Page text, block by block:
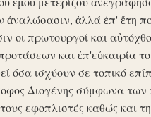
ἀναλώσασιν, ἀλλά ἐπ' ἔτη
οι πρωτουργοί και
και ἐπ'εὐκαιρία
όσα ισχύουν σε τοπικό
Διογένης σύμφωνα
εφοπλιστές καθώς και